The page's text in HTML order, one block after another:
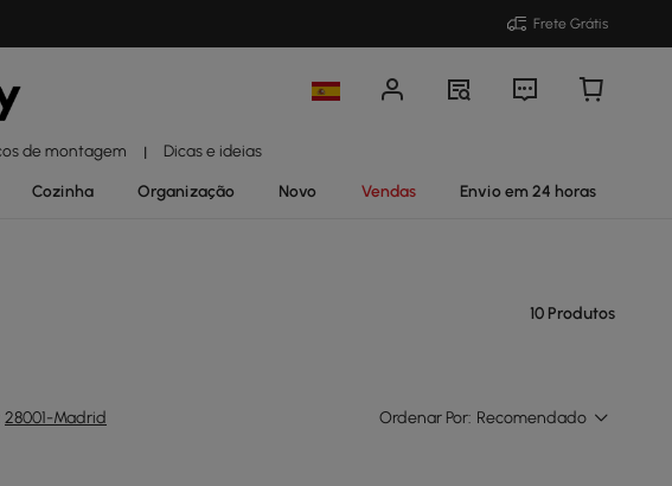
Frete Grátis
de montagem | Dicas e ideias
Cozinha Organização Novo Vendas Envio em 24 horas
10 Produtos
28001-Madrid Ordenar Por: Recomendado